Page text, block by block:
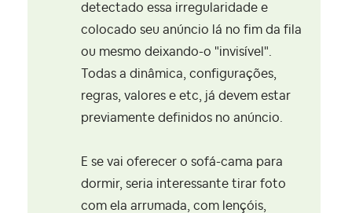
detectado essa irregularidade e
colocado seu anúncio lá no fim da fila
ou mesmo deixando-o "invisível".
Todas a dinâmica, configurações,
regras, valores e etc, já devem estar
previamente definidos no anúncio.
E se vai oferecer o sofá-cama para
dormir, seria interessante tirar foto
com ela arrumada, com lençóis,